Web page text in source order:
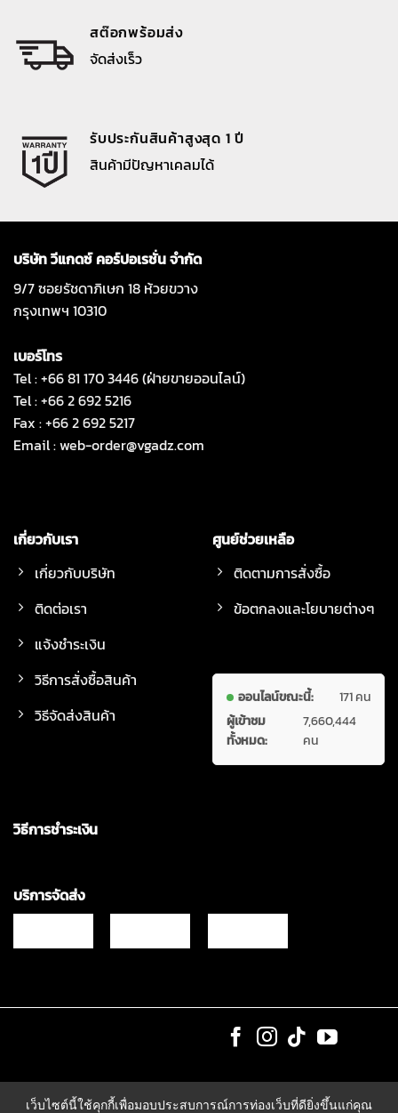
สต๊อกพร้อมส่ง
จัดส่งเร็ว
รับประกันสินค้าสูงสุด 1 ปี
สินค้ามีปัญหาเคลมได้
บริษัท วีแกดซ์ คอร์ปอเรชั่น จำกัด
9/7 ซอยรัชดาภิเษก 18 ห้วยขวาง
กรุงเทพฯ 10310
เบอร์โทร
Tel : +66 81 170 3446 (ฝ่ายขายออนไลน์)
Tel : +66 2 692 5216
Fax : +66 2 692 5217
Email :web-order@vgadz.com
เกี่ยวกับเรา
เกี่ยวกับบริษัท
ติดต่อเรา
แจ้งชำระเงิน
วิธีการสั่งซื้อสินค้า
วิธีจัดส่งสินค้า
ศูนย์ช่วยเหลือ
ติดตามการสั่งซื้อ
ข้อตกลงและโยบายต่างๆ
ออนไลน์ขณะนี้:
171 คน
ผู้เข้าชม
ทั้งหมด:
7,660,444
คน
วิธีการชำระเงิน
บริการจัดส่ง
เว็บไซต์นี้ใช้คุกกี้เพื่อมอบประสบการณ์การท่องเว็บที่ดียิ่งขึ้นแก่คุณ